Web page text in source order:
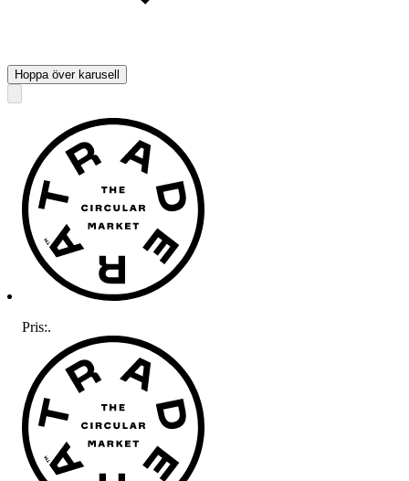
Hoppa över karusell
Pris:.